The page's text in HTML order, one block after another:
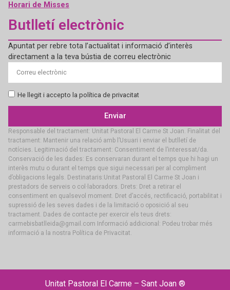
Horari de Misses
Butlletí electrònic
Apuntat per rebre tota l’actualitat i informació d’interès
directament a la teva bústia de correu electrònic
He llegit i accepto la política de privacitat
Enviar
Responsable del tractament: Unitat Pastoral El Carme St Joan. Finalitat del
tractament: Mantenir una relació amb l’Usuari i enviar el butlletí de
notícies. Legitimació del tractament: Consentiment de l’interessat/da.
Conservació de les dades: Es conservaran durant el temps que hi hagi un
interès mutu o durant el temps que sigui necessari per al compliment
d’obligacions legals. Destinataris:Unitat Pastoral El Carme St Joan i
prestadors de serveis o col·laboradors. Drets: Dret a retirar el
consentiment en qualsevol moment. Dret d’accés, rectificació, portabilitat i
supressió de les seves dades i de la limitació o oposició al seu
tractament. Dades de contacte per exercir els teus drets:
carmebisbatlleida@gmail.com Informació addicional: Podeu trobar més
informació a la nostra Política de Privacitat.
Unitat Pastoral El Carme – Sant Joan ®